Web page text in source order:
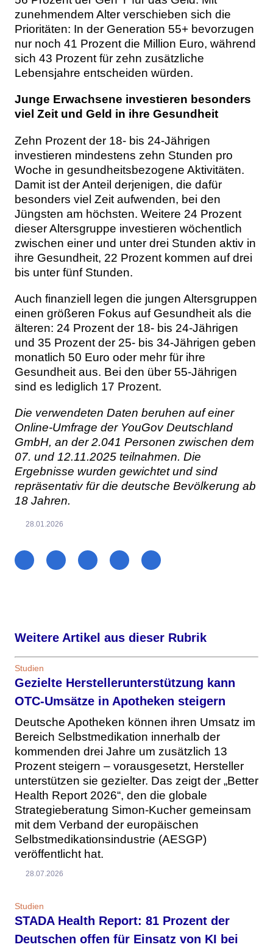
zunehmendem Alter verschieben sich die
Prioritäten: In der Generation 55+ bevorzugen
nur noch 41 Prozent die Million Euro, während
sich 43 Prozent für zehn zusätzliche
Lebensjahre entscheiden würden.
Junge Erwachsene investieren besonders
viel Zeit und Geld in ihre Gesundheit
Zehn Prozent der 18- bis 24-Jährigen
investieren mindestens zehn Stunden pro
Woche in gesundheitsbezogene Aktivitäten.
Damit ist der Anteil derjenigen, die dafür
besonders viel Zeit aufwenden, bei den
Jüngsten am höchsten. Weitere 24 Prozent
dieser Altersgruppe investieren wöchentlich
zwischen einer und unter drei Stunden aktiv in
ihre Gesundheit, 22 Prozent kommen auf drei
bis unter fünf Stunden.
Auch finanziell legen die jungen Altersgruppen
einen größeren Fokus auf Gesundheit als die
älteren: 24 Prozent der 18- bis 24-Jährigen
und 35 Prozent der 25- bis 34-Jährigen geben
monatlich 50 Euro oder mehr für ihre
Gesundheit aus. Bei den über 55-Jährigen
sind es lediglich 17 Prozent.
Die verwendeten Daten beruhen auf einer
Online-Umfrage der YouGov Deutschland
GmbH, an der 2.041 Personen zwischen dem
07. und 12.11.2025 teilnahmen. Die
Ergebnisse wurden gewichtet und sind
repräsentativ für die deutsche Bevölkerung ab
18 Jahren.
28.01.2026
Weitere Artikel aus dieser Rubrik
Studien
Gezielte Herstellerunterstützung kann
OTC-Umsätze in Apotheken steigern
Deutsche Apotheken können ihren Umsatz im
Bereich Selbstmedikation innerhalb der
kommenden drei Jahre um zusätzlich 13
Prozent steigern – vorausgesetzt, Hersteller
unterstützen sie gezielter. Das zeigt der „Better
Health Report 2026“, den die globale
Strategieberatung Simon-Kucher gemeinsam
mit dem Verband der europäischen
Selbstmedikationsindustrie (AESGP)
veröffentlicht hat.
28.07.2026
Studien
STADA Health Report: 81 Prozent der
Deutschen offen für Einsatz von KI bei